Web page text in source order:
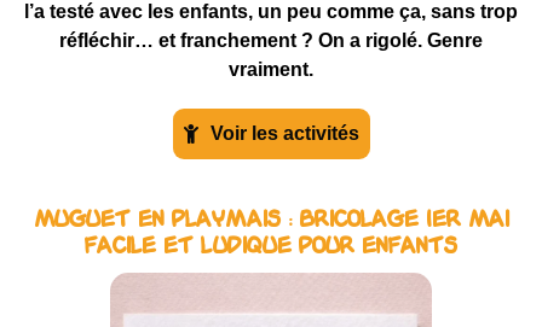
l’a testé avec les enfants, un peu comme ça, sans trop
réfléchir… et franchement ? On a rigolé. Genre
vraiment.
Voir les activités
Muguet en Playmais : Bricolage 1er Mai
Facile et Ludique pour Enfants